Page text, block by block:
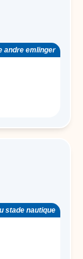
andre emlinger
stade nautique